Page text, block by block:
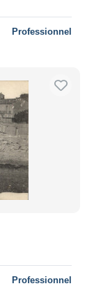
Professionnel
Professionnel